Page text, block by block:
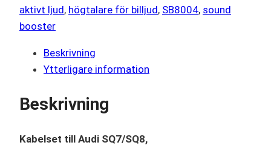
aktivt ljud, högtalare för billjud, SB8004, sound
booster
Beskrivning
Ytterligare information
Beskrivning
Kabelset till Audi SQ7/SQ8,